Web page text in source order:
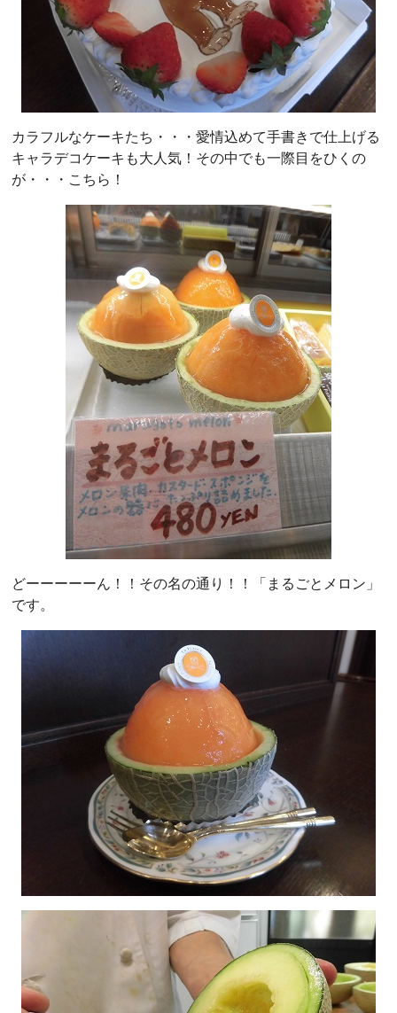
カラフルなケーキたち・・・愛情込めて手書きで仕上げる
キャラデコケーキも大人気！その中でも一際目をひくの
が・・・こちら！
どーーーーーん！！その名の通り！！「まるごとメロン」
です。